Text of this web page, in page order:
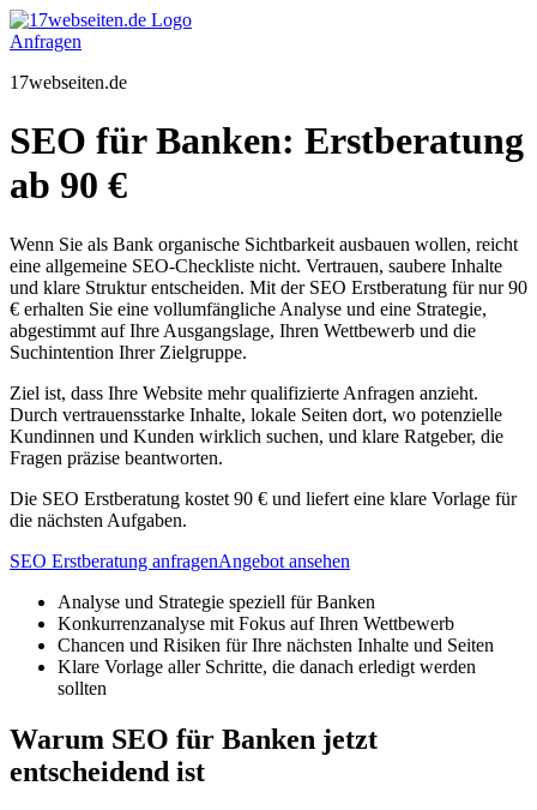
Zum
Inhalt
Anfragen
17webseiten.de
SEO für Banken: Erstberatung
ab 90 €
Wenn Sie als Bank organische Sichtbarkeit ausbauen wollen, reicht
eine allgemeine SEO-Checkliste nicht. Vertrauen, saubere Inhalte
und klare Struktur entscheiden. Mit der SEO Erstberatung für nur 90
€ erhalten Sie eine vollumfängliche Analyse und eine Strategie,
abgestimmt auf Ihre Ausgangslage, Ihren Wettbewerb und die
Suchintention Ihrer Zielgruppe.
Ziel ist, dass Ihre Website mehr qualifizierte Anfragen anzieht.
Durch vertrauensstarke Inhalte, lokale Seiten dort, wo potenzielle
Kundinnen und Kunden wirklich suchen, und klare Ratgeber, die
Fragen präzise beantworten.
Die SEO Erstberatung kostet 90 € und liefert eine klare Vorlage für
die nächsten Aufgaben.
SEO Erstberatung anfragenAngebot ansehen
Analyse und Strategie speziell für Banken
Konkurrenzanalyse mit Fokus auf Ihren Wettbewerb
Chancen und Risiken für Ihre nächsten Inhalte und Seiten
Klare Vorlage aller Schritte, die danach erledigt werden
sollten
Warum SEO für Banken jetzt
entscheidend ist